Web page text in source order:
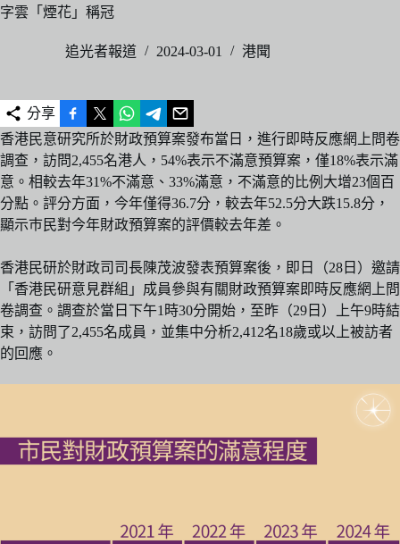
字雲「煙花」稱冠
追光者報道 2024-03-01 港聞
分享
香港民意研究所於財政預算案發布當日，進行即時反應網上問卷
調查，訪問2,455名港人，54%表示不滿意預算案，僅18%表示滿
意。相較去年31%不滿意、33%滿意，不滿意的比例大增23個百
分點。評分方面，今年僅得36.7分，較去年52.5分大跌15.8分，
顯示巿民對今年財政預算案的評價較去年差。
香港民研於財政司司長陳茂波發表預算案後，即日（28日）邀請
「香港民研意見群組」成員參與有關財政預算案即時反應網上問
卷調查。調查於當日下午1時30分開始，至昨（29日）上午9時結
束，訪問了2,455名成員，並集中分析2,412名18歲或以上被訪者
的回應。